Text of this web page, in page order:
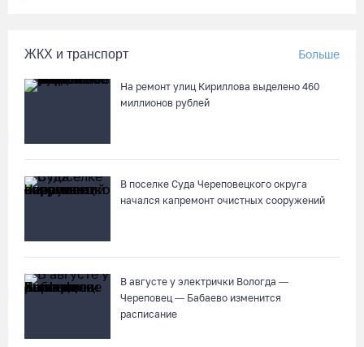
Слетели в кювет: под Вологдой фургон врезался в трактор
04.08.26 / 16:26
04.08.26 / 15:55
Алина Замараева сменила статус игрока на помощника
Как увеличить кредитный лимит по карте
ЖКХ и транспорт Больше
На ремонт улиц Кириллова выделено 460
миллионов рублей
В поселке Суда Череповецкого округа
начался капремонт очистных сооружений
В августе у электрички Вологда —
Череповец — Бабаево изменится
расписание